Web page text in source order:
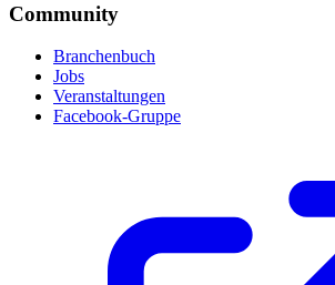
Community
Branchenbuch
Jobs
Veranstaltungen
Facebook-Gruppe